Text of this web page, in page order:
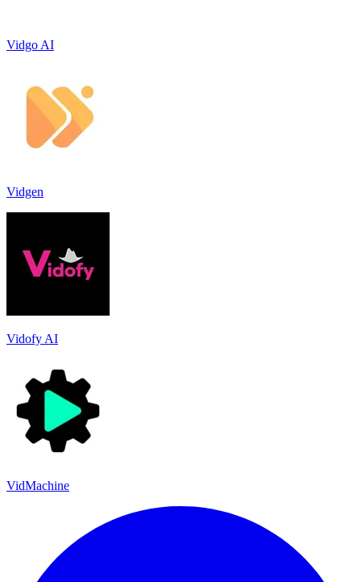
Vidgo AI
Vidgen
Vidofy AI
VidMachine